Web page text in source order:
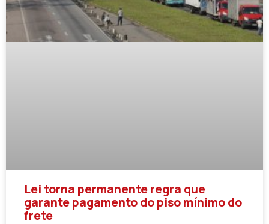
Lei torna permanente regra que
garante pagamento do piso mínimo do
frete